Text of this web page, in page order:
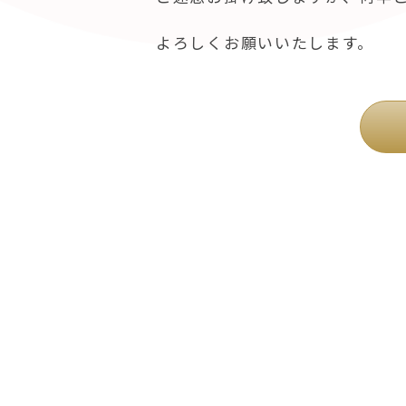
よろしくお願いいたします。